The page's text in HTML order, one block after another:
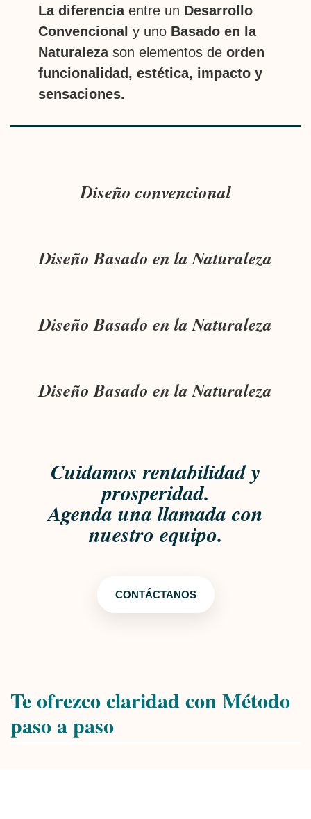
La diferenciaentre un Desarrollo
Convencional y uno Basado en la
Naturalezason elementos de orden
funcionalidad, estética, impacto y
sensaciones.
Diseño convencional
Diseño Basado en la Naturaleza
Diseño Basado en la Naturaleza
Diseño Basado en la Naturaleza
Cuidamos rentabilidad y
prosperidad.
Agenda una llamada con
nuestro equipo.
CONTÁCTANOS
Te ofrezco claridad con Método
paso a paso